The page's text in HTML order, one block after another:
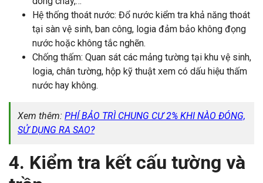
Hệ thống thoát nước: Đổ nước kiểm tra khả năng thoát
tại sàn vệ sinh, ban công, logia đảm bảo không đọng
nước hoặc không tắc nghẽn.
Chống thấm: Quan sát các mảng tường tại khu vệ sinh,
logia, chân tường, hộp kỹ thuật xem có dấu hiệu thấm
nước hay không.
Xem thêm: PHÍ BẢO TRÌ CHUNG CƯ 2% KHI NÀO ĐÓNG,
SỬ DỤNG RA SAO?
4. Kiểm tra kết cấu tường và